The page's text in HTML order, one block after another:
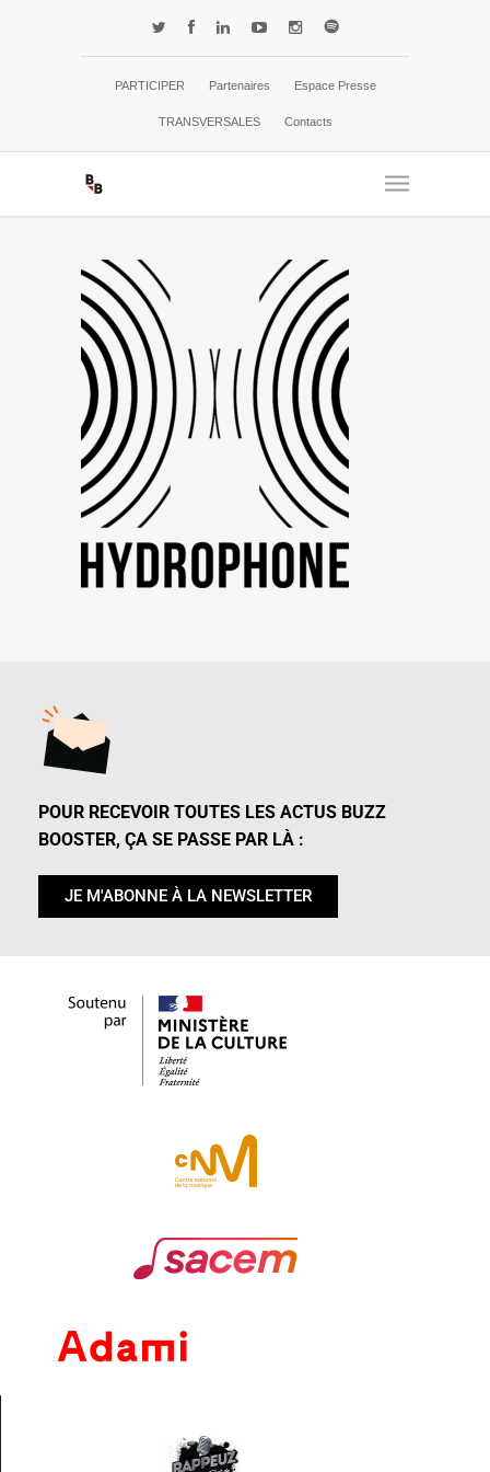
PARTICIPER Partenaires Espace Presse
TRANSVERSALES Contacts
POUR RECEVOIR TOUTES LES ACTUS BUZZ
BOOSTER, ÇA SE PASSE PAR LÀ :
JE M'ABONNE À LA NEWSLETTER